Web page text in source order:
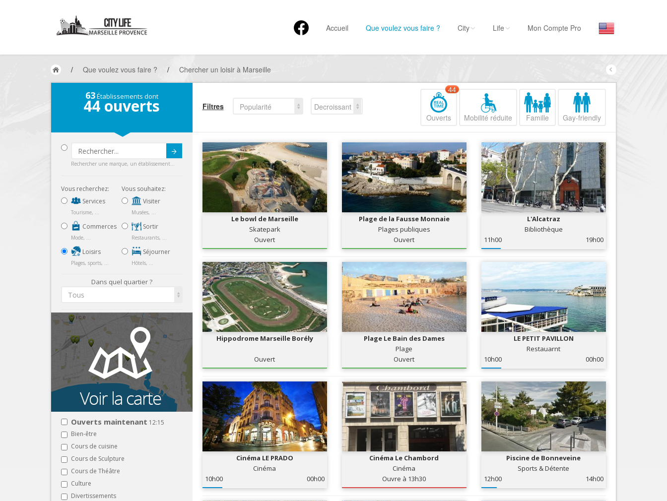
Accueil Que voulez vous faire ?
Hôtels, ...
Visiter
Sortir
Restaurants, ...
Commerces
Mode, ...
Loisirs
Services
Tourisme, ...
City Life Mon Compte Pro
/ Que voulez vous faire ? / Chercher un loisir à Marseille
63Établissements dont
44 ouverts
Rechercher une marque, un établissement...
Vous recherchez:
Services
Tourisme, ...
Commerces
Mode, ...
Loisirs
Plages, sports, ...
Vous souhaitez:
Visiter
Musées, ...
Sortir
Restaurants, ...
Séjourner
Hôtels, ...
Dans quel quartier ?
Tous
Ouverts maintenant 12:15
Bien-être
Cours de cuisine
Cours de Sculpture
Cours de Théâtre
Culture
Divertissements
Filtres Popularité
Decroissant
Ouverts
44
Mobilité réduite Famille Gay-friendly
Le bowl de Marseille
Skatepark
Ouvert
Plage de la Fausse Monnaie
Plages publiques
Ouvert
L'Alcatraz
Bibliothèque
11h00
19h00
Hippodrome Marseille Borély
Ouvert
Plage Le Bain des Dames
Plage
Ouvert
LE PETIT PAVILLON
Restauarnt
10h00
00h00
Cinéma LE PRADO
Cinéma
10h00
00h00
Cinéma Le Chambord
Cinéma
Ouvre à 13h30
Piscine de Bonneveine
Sports & Détente
12h00
14h00